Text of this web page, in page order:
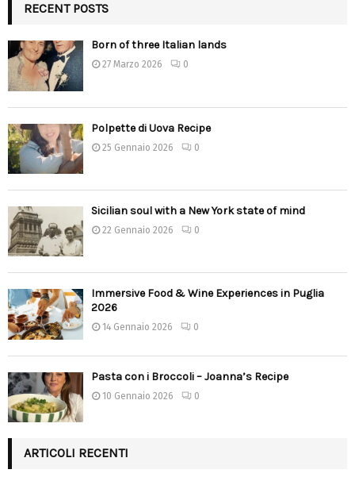
RECENT POSTS
Born of three Italian lands
27 Marzo 2026 0
Polpette di Uova Recipe
25 Gennaio 2026 0
Sicilian soul with a New York state of mind
22 Gennaio 2026 0
Immersive Food & Wine Experiences in Puglia
2026
14 Gennaio 2026 0
Pasta con i Broccoli – Joanna’s Recipe
10 Gennaio 2026 0
ARTICOLI RECENTI